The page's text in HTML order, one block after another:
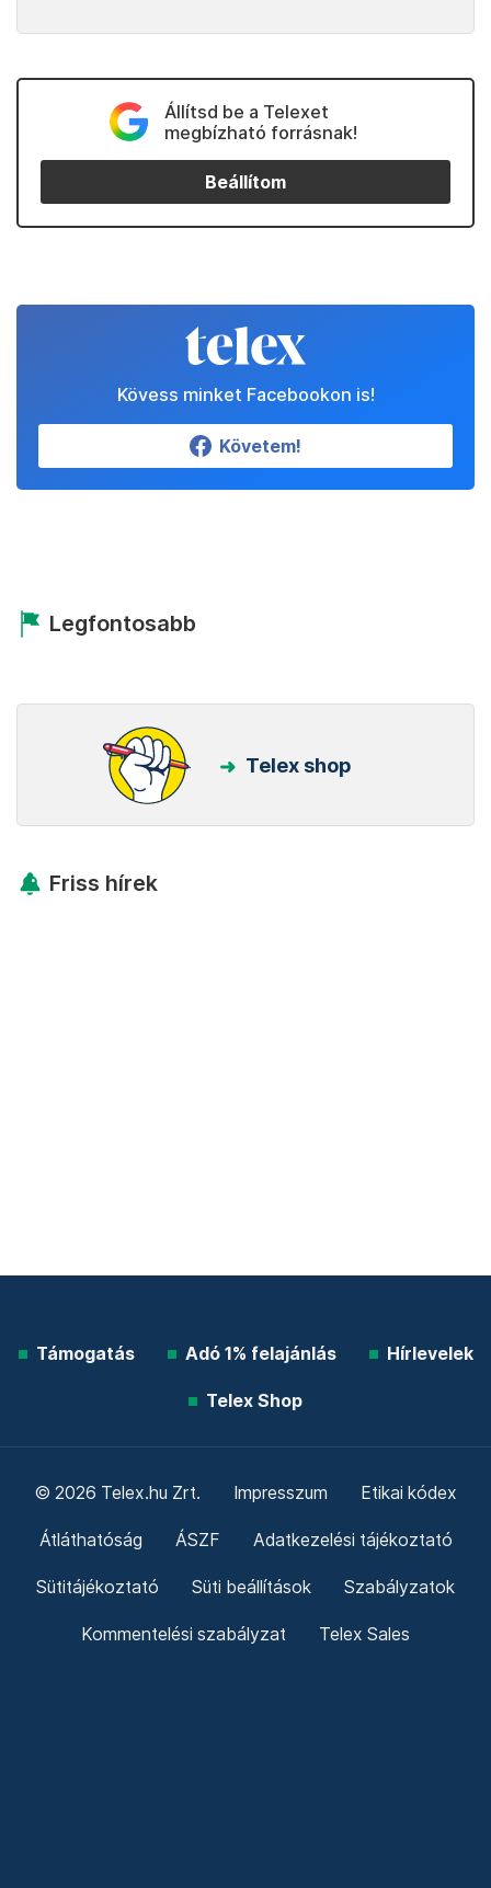
Állítsd be a Telexet
megbízható forrásnak!
Beállítom
Kövess minket Facebookon is!
Követem!
Legfontosabb
Telex shop
Friss hírek
Támogatás Adó 1% felajánlás Hírlevelek
Telex Shop
© 2026 Telex.hu Zrt. Impresszum Etikai kódex
Átláthatóság ÁSZF Adatkezelési tájékoztató
Sütitájékoztató Süti beállítások Szabályzatok
Kommentelési szabályzat Telex Sales